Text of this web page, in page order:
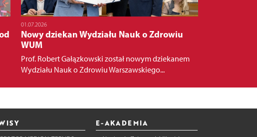
01.07.2026
Nowy dziekan Wydziału Nauk o Zdrowiu
WUM
Prof. Robert Gałązkowski został nowym dziekanem
Wydziału Nauk o Zdrowiu Warszawskiego...
E-AKADEMIA